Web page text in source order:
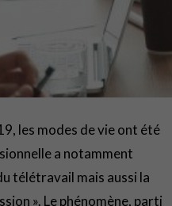
les modes de vie ont été
a notamment
télétravail mais aussi la
». Le phénomène, parti